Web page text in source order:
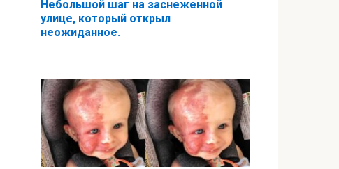
Небольшой шаг на заснеженной
улице, который открыл
неожиданное.